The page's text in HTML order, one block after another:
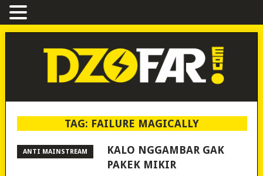
TAG: FAILURE MAGICALLY
ANTI MAINSTREAM
KALO NGGAMBAR GAK
PAKEK MIKIR